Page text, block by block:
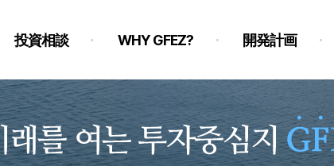
投資相談 WHY GFEZ? 開発計画